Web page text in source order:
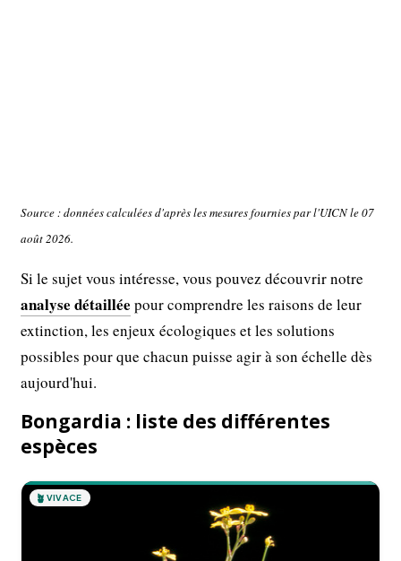
Source : données calculées d'après les mesures fournies par l'UICN le 07
août 2026.
Si le sujet vous intéresse, vous pouvez découvrir notre
analyse détaillée pour comprendre les raisons de leur
extinction, les enjeux écologiques et les solutions
possibles pour que chacun puisse agir à son échelle dès
aujourd'hui.
Bongardia : liste des différentes
espèces
🪴 VIVACE